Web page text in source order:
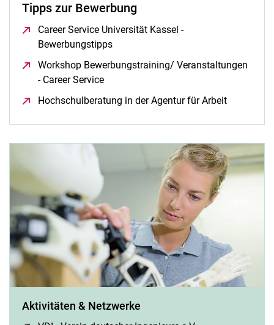
Tipps zur Bewerbung
Career Service Universität Kassel -
Bewerbungstipps
Workshop Bewerbungstraining/ Veranstaltungen
- Career Service
Hochschulberatung in der Agentur für Arbeit
Aktivitäten & Netzwerke